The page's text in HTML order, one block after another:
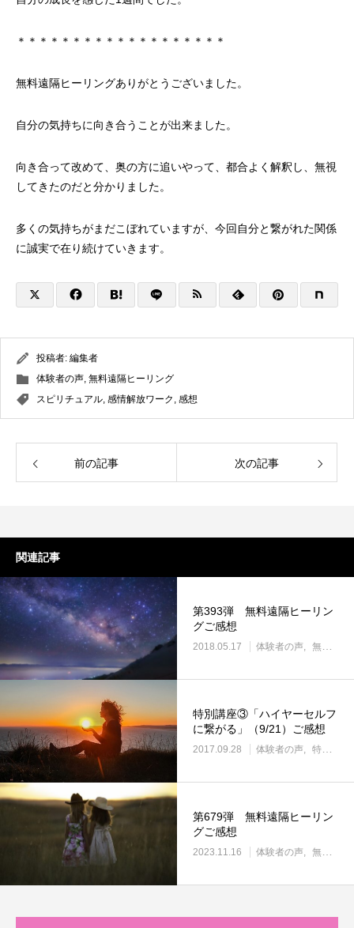
＊＊＊＊＊＊＊＊＊＊＊＊＊＊＊＊＊＊＊
無料遠隔ヒーリングありがとうございました。
自分の気持ちに向き合うことが出来ました。
向き合って改めて、奥の方に追いやって、都合よく解釈し、無視
してきたのだと分かりました。
多くの気持ちがまだこぼれていますが、今回自分と繋がれた関係
に誠実で在り続けていきます。
投稿者: 編集者
体験者の声, 無料遠隔ヒーリング
スピリチュアル, 感情解放ワーク , 感想
前の記事 次の記事
関連記事
第393弾 無料遠隔ヒーリン
グご感想
2018.05.17 体験者の声 無料遠隔ヒーリング
特別講座③「ハイヤーセルフ
に繋がる」（9/21）ご感想
2017.09.28 体験者の声 特別講座
第679弾 無料遠隔ヒーリン
グご感想
2023.11.16 体験者の声 無料遠隔ヒーリング